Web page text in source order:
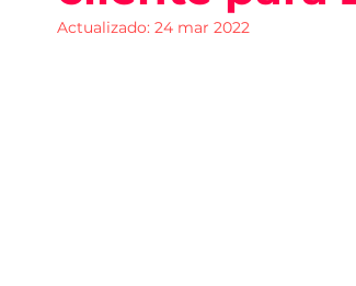
Actualizado: 24 mar 2022